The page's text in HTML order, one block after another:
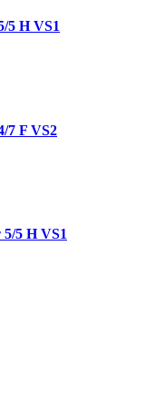
5 H VS1
7 F VS2
5 H VS1